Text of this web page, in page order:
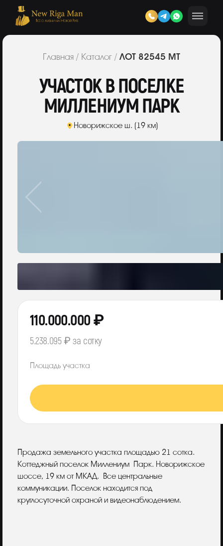
Главная / Каталог / ЛОТ 82545 МТ
УЧАСТОК В ПОСЕЛКЕ
МИЛЛЕНИУМ ПАРК
Новорижское ш. (19 км)
110.000.000 ₽
5.238.095 ₽ за сотку
Площадь участка
Описание
Продажа земельного участка площадью 21 сотка.
Коттеджный поселок Миллениум Парк. Новорижское
шоссе, 19 км от МКАД. Все центральные
коммуникации. Поселок находится под
круглосуточной охраной и видеонаблюдением.